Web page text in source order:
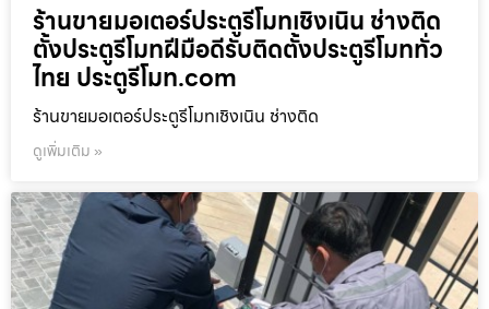
ร้านขายมอเตอร์ประตูรีโมทเชิงเนิน ช่างติด
ตั้งประตูรีโมทฝีมือดีรับติดตั้งประตูรีโมททั่ว
ไทย ประตูรีโมท.com
ร้านขายมอเตอร์ประตูรีโมทเชิงเนิน ช่างติด
ดูเพิ่มเติม »